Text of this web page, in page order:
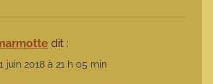
dit :
juin 2018 à 21 h 05 min